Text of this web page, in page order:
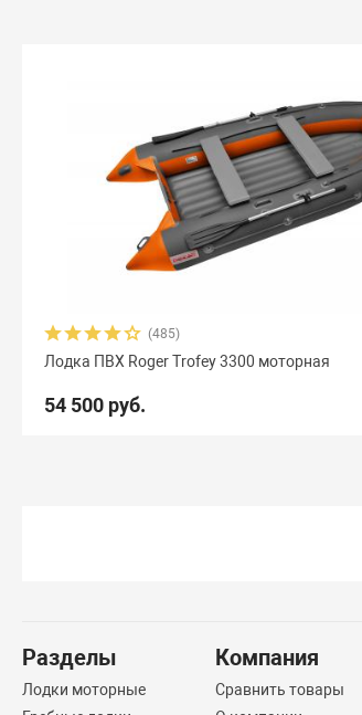
(485)
Лодка ПВХ Roger Trofey 3300 моторная
54 500 руб.
Разделы
Лодки моторные
Компания
Сравнить товары